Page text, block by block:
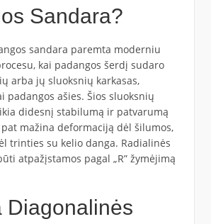
Sandara?
sandara paremta moderniu
kai padangos šerdį sudaro
arba jų sluoksnių karkasas,
padangos ašies. Šios sluoksnių
didesnį stabilumą ir patvarumą
mažina deformaciją dėl šilumos,
trinties su kelio danga. Radialinės
atpažįstamos pagal „R” žymėjimą
Diagonalinės